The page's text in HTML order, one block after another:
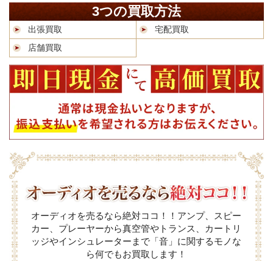
3つの買取方法
出張買取
宅配買取
店舗買取
オーディオを売るなら絶対ココ！！アンプ、スピー
カー、プレーヤーから真空管やトランス、カートリ
ッジやインシュレーターまで「音」に関するモノな
ら何でもお買取します！